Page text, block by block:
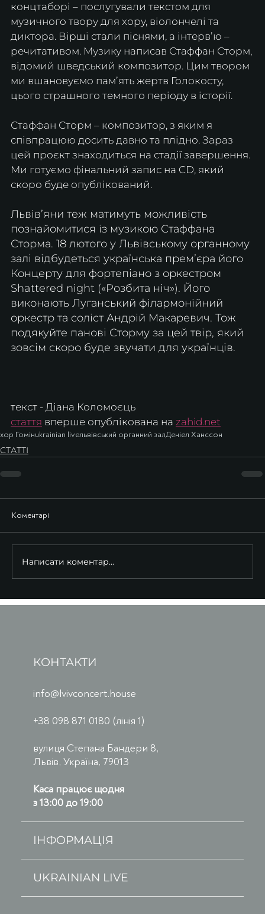
концтаборі – послугували текстом для
музичного твору для хору, віолончелі та
диктора. Вірші стали піснями, а інтервʼю –
речитативом. Музику написав Стаффан Сторм,
відомий шведський композитор. Цим твором
ми вшановуємо памʼять жертв Голокосту,
цього страшного темного періоду в історії.
Стаффан Сторм – композитор, з яким я
співпрацюю досить давно та плідно. Зараз
цей проєкт знаходиться на стадії завершення.
Ми готуємо фінальний запис на CD, який
скоро буде опублікований.
Львівʼяни теж матимуть можливість
познайомитися із музикою Стаффана
Сторма. 18 лютого у Львівському органному
залі відбудеться українська премʼєра його
Концерту для фортепіано з оркестром
Shattered night («Розбита ніч»). Його
виконають Луганський філармонійний
оркестр та соліст Андрій Макаревич. Тож
подякуйте панові Сторму за цей твір, який
зовсім скоро буде звучати для українців.
текст - Діана Коломоєць
стаття вперше опублікована на zahid.net
хор Гомінukrainian liveльвівський органний залДеніел Ханссон
СТАТТІ
Коментарі
Написати коментар...
КОНТАКТИ
info@lvivconcert.house
+38 098 871 0180 (лінія 1)
вулиця Степана Бандери 8,
Львів, Україна, 79013
Каса працює щодня
з 13:00 до 19:00
ІНФОРМАЦІЯ
UKRAINIAN LIVE